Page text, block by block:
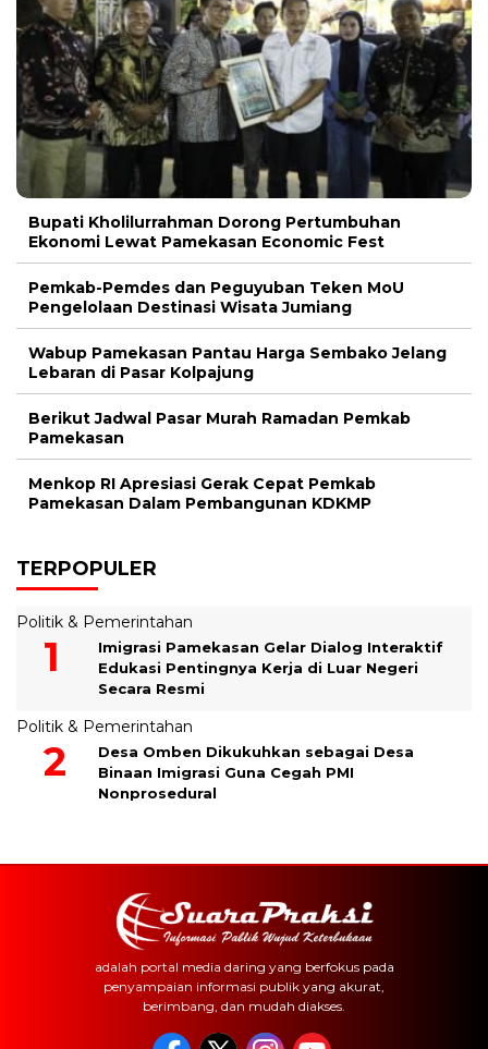
Bupati Kholilurrahman Dorong Pertumbuhan
Ekonomi Lewat Pamekasan Economic Fest
Pemkab-Pemdes dan Peguyuban Teken MoU
Pengelolaan Destinasi Wisata Jumiang
Wabup Pamekasan Pantau Harga Sembako Jelang
Lebaran di Pasar Kolpajung
Berikut Jadwal Pasar Murah Ramadan Pemkab
Pamekasan
Menkop RI Apresiasi Gerak Cepat Pemkab
Pamekasan Dalam Pembangunan KDKMP
TERPOPULER
Politik & Pemerintahan
Imigrasi Pamekasan Gelar Dialog Interaktif
Edukasi Pentingnya Kerja di Luar Negeri
Secara Resmi
Politik & Pemerintahan
Desa Omben Dikukuhkan sebagai Desa
Binaan Imigrasi Guna Cegah PMI
Nonprosedural
adalah portal media daring yang berfokus pada
penyampaian informasi publik yang akurat,
berimbang, dan mudah diakses.